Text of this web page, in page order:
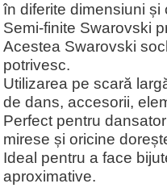
în diferite dimensiuni și
Semi-finite Swarovski
Acestea Swarovski
potrivesc.
Utilizarea pe scară
de dans, accesorii,
Perfect pentru
mirese și oricine
Ideal pentru a face
aproximative.